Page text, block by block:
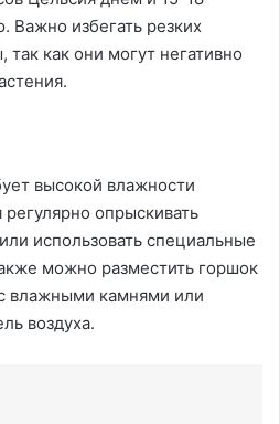
Важно избегать резких
как они могут негативно
высокой влажности
опрыскивать
использовать специальные
можно разместить горшок
влажными камнями или
воздуха.